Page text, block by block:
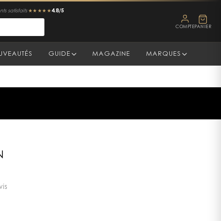
satisfaits ★★★★★ 4.8/5
COMPTE PANIER
GUIDE MAGAZINE MARQUES